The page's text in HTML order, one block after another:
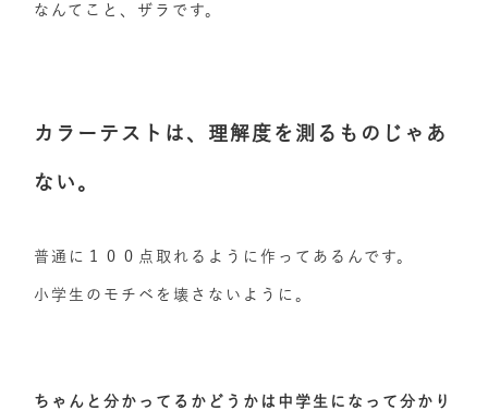
なんてこと、ザラです。
カラーテストは、理解度を測るものじゃあ
ない。
普通に１００点取れるように作ってあるんです。
小学生のモチベを壊さないように。
ちゃんと分かってるかどうかは中学生になって分かり